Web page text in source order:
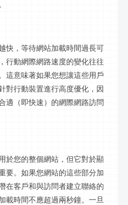
快，等待網站加載時間過長可
行動網際網路速度的變化往往
這意味著如果您想讓這些用戶
對行動裝置進行高度優化，因
適（即快速）的網際網路訪問
於您的整個網站，但它對於顯
要。如果您網站的這些部分加
在客戶和與訪問者建立聯絡的
載時間不應超過兩秒鐘。一旦